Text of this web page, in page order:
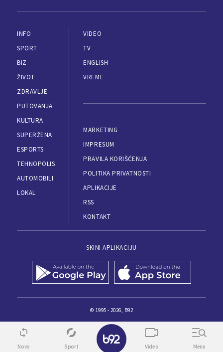
INFO
SPORT
BIZ
ŽIVOT
ZDRAVLJE
PUTOVANJA
KULTURA
SUPERŽENA
ESPORTS
TEHNOPOLIS
AUTOMOBILI
LOKAL
VIDEO
TV
ENGLISH
VREME
MARKETING
IMPRESUM
PRAVILA KORIŠĆENJA
POLITIKA PRIVATNOSTI
APLIKACIJE
RSS
KONTAKT
SKINI APLIKACIJU
© 1995 - 2026, B92
Novo Sport Video Menu